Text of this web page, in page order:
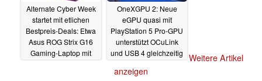
Alternate Cyber Week
startet mit etlichen
Bestpreis-Deals: Etwa
Asus ROG Strix G16
Gaming-Laptop mit
OneXGPU 2: Neue
eGPU quasi mit
PlayStation 5 Pro-GPU
unterstützt OCuLink
und USB 4 gleichzeitig
26.09.2024
Weitere Artikel
anzeigen